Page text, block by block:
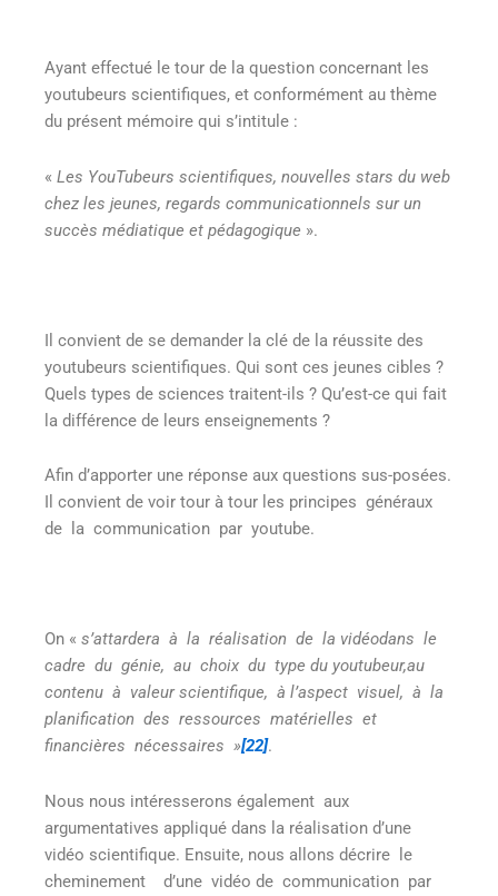
Ayant effectué le tour de la question concernant les
youtubeurs scientifiques, et conformément au thème
du présent mémoire qui s’intitule :
« Les YouTubeurs scientifiques, nouvelles stars du web
chez les jeunes, regards communicationnels sur un
succès médiatique et pédagogique ».
Il convient de se demander la clé de la réussite des
youtubeurs scientifiques. Qui sont ces jeunes cibles ?
Quels types de sciences traitent-ils ? Qu’est-ce qui fait
la différence de leurs enseignements ?
Afin d’apporter une réponse aux questions sus-posées.
Il convient de voir tour à tour les principes généraux
de la communication par youtube.
On « s’attardera à la réalisation de la vidéodans le
cadre du génie, au choix du type du youtubeur,au
contenu à valeur scientifique, à l’aspect visuel, à la
planification des ressources matérielles et
financières nécessaires »[22].
Nous nous intéresserons également aux
argumentatives appliqué dans la réalisation d’une
vidéo scientifique. Ensuite, nous allons décrire le
cheminement d’une vidéo de communication par